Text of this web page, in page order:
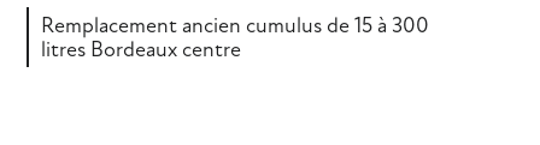
Remplacement ancien cumulus de 15 à 300
litres Bordeaux centre